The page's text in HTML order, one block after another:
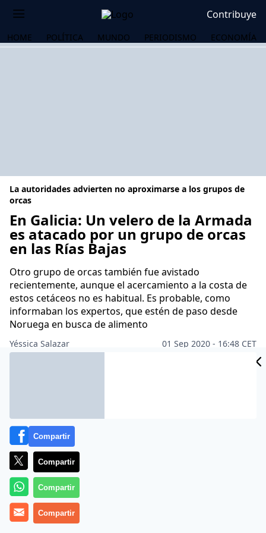
Contribuye
HOME POLÍTICA MUNDO PERIODISMO ECONOMÍA
La autoridades advierten no aproximarse a los grupos de
orcas
En Galicia: Un velero de la Armada
es atacado por un grupo de orcas
en las Rías Bajas
Otro grupo de orcas también fue avistado
recientemente, aunque el acercamiento a la costa de
estos cetáceos no es habitual. Es probable, como
informaban los expertos, que estén de paso desde
Noruega en busca de alimento
Yéssica Salazar
01 Sep 2020 - 16:48 CET
Compartir
Compartir
Compartir
Compartir